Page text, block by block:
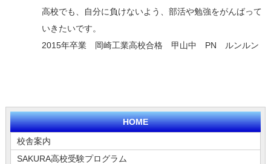
高校でも、自分に負けないよう、部活や勉強をがんばって
いきたいです。
2015年卒業 岡崎工業高校合格 甲山中 PN ルンルン
HOME
校舎案内
SAKURA高校受験プログラム